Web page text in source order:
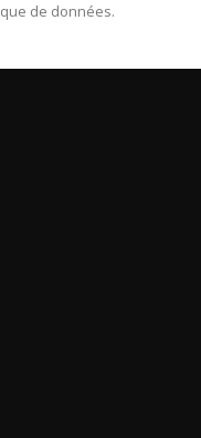
de données.